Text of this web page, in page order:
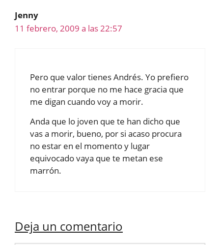
Jenny
11 febrero, 2009 a las 22:57
Pero que valor tienes Andrés. Yo prefiero
no entrar porque no me hace gracia que
me digan cuando voy a morir.
Anda que lo joven que te han dicho que
vas a morir, bueno, por si acaso procura
no estar en el momento y lugar
equivocado vaya que te metan ese
marrón.
Deja un comentario